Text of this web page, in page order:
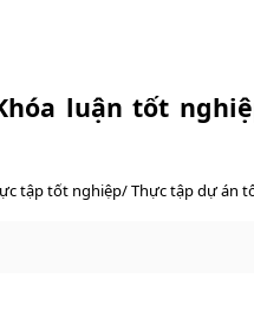
luận tốt
tập tốt nghiệp/ Thực tập dự án